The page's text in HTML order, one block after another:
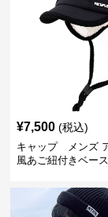
¥7,500 (税込)
キャップ メンズ
風あご紐付きベー